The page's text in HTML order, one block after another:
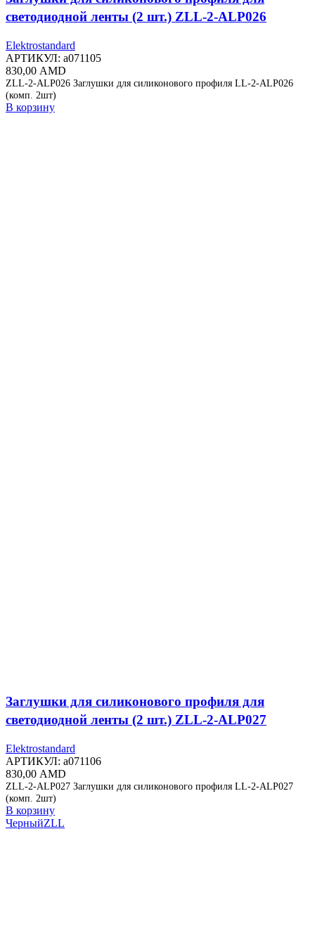
светодиодной ленты (2 шт.) ZLL-2-ALP026
Elektrostandard
АРТИКУЛ: a071105
830,00 AMD
ZLL-2-ALP026 Заглушки для силиконового профиля LL-2-ALP026
(комп. 2шт)
В корзину
Заглушки для силиконового профиля для
светодиодной ленты (2 шт.) ZLL-2-ALP027
Elektrostandard
АРТИКУЛ: a071106
830,00 AMD
ZLL-2-ALP027 Заглушки для силиконового профиля LL-2-ALP027
(комп. 2шт)
В корзину
ЧерныйZLL